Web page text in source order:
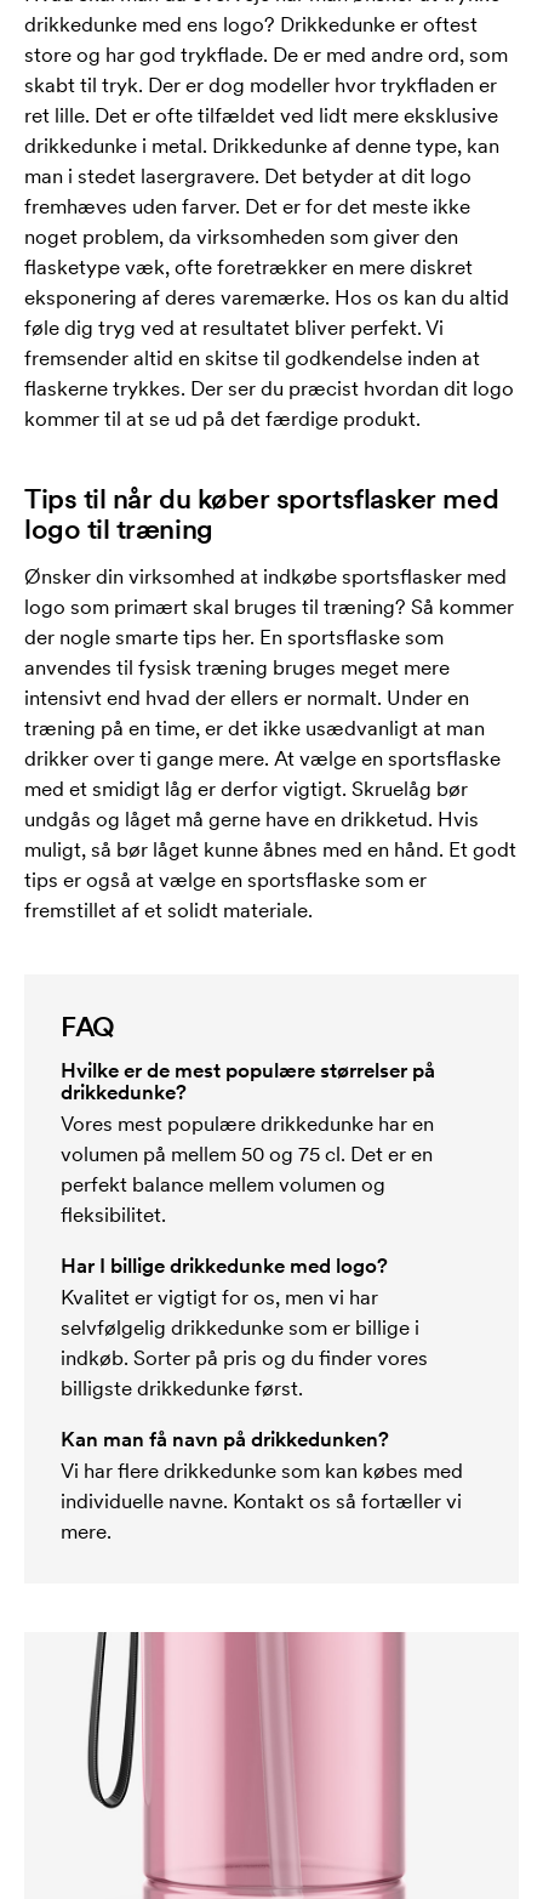
drikkedunke med ens logo? Drikkedunke er oftest
store og har god trykflade. De er med andre ord, som
skabt til tryk. Der er dog modeller hvor trykfladen er
ret lille. Det er ofte tilfældet ved lidt mere eksklusive
drikkedunke i metal. Drikkedunke af denne type, kan
man i stedet lasergravere. Det betyder at dit logo
fremhæves uden farver. Det er for det meste ikke
noget problem, da virksomheden som giver den
flasketype væk, ofte foretrækker en mere diskret
eksponering af deres varemærke. Hos os kan du altid
føle dig tryg ved at resultatet bliver perfekt. Vi
fremsender altid en skitse til godkendelse inden at
flaskerne trykkes. Der ser du præcist hvordan dit logo
kommer til at se ud på det færdige produkt.
Tips til når du køber sportsflasker med
logo til træning
Ønsker din virksomhed at indkøbe sportsflasker med
logo som primært skal bruges til træning? Så kommer
der nogle smarte tips her. En sportsflaske som
anvendes til fysisk træning bruges meget mere
intensivt end hvad der ellers er normalt. Under en
træning på en time, er det ikke usædvanligt at man
drikker over ti gange mere. At vælge en sportsflaske
med et smidigt låg er derfor vigtigt. Skruelåg bør
undgås og låget må gerne have en drikketud. Hvis
muligt, så bør låget kunne åbnes med en hånd. Et godt
tips er også at vælge en sportsflaske som er
fremstillet af et solidt materiale.
FAQ
Hvilke er de mest populære størrelser på
drikkedunke?
Vores mest populære drikkedunke har en
volumen på mellem 50 og 75 cl. Det er en
perfekt balance mellem volumen og
fleksibilitet.
Har I billige drikkedunke med logo?
Kvalitet er vigtigt for os, men vi har
selvfølgelig drikkedunke som er billige i
indkøb. Sorter på pris og du finder vores
billigste drikkedunke først.
Kan man få navn på drikkedunken?
Vi har flere drikkedunke som kan købes med
individuelle navne. Kontakt os så fortæller vi
mere.